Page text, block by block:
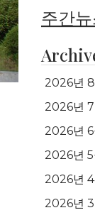
주간
2026년
2026년 7
2026년 6
2026년 5
2026년 4
2026년 3